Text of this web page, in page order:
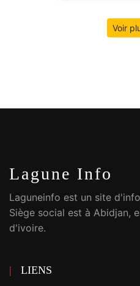
Voir
Lagune Info
Laguneinfo est un site
Siège social est à Abidjan,
d'ivoire.
LIENS